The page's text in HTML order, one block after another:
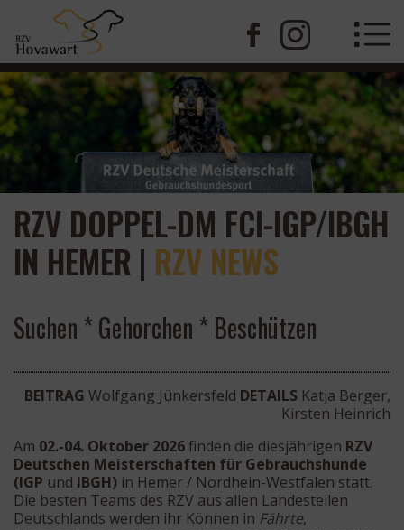
RZV DOPPEL-DM FCI-IGP/IBGH
IN HEMER | RZV NEWS
Suchen * Gehorchen * Beschützen
BEITRAG Wolfgang Jünkersfeld DETAILS Katja Berger,
Kirsten Heinrich
Am 02.-04. Oktober 2026 finden die diesjährigen RZV
Deutschen Meisterschaften für Gebrauchshunde
(IGP und IBGH) in Hemer / Nordhein-Westfalen statt.
Die besten Teams des RZV aus allen Landesteilen
Deutschlands werden ihr Können in Fährte,